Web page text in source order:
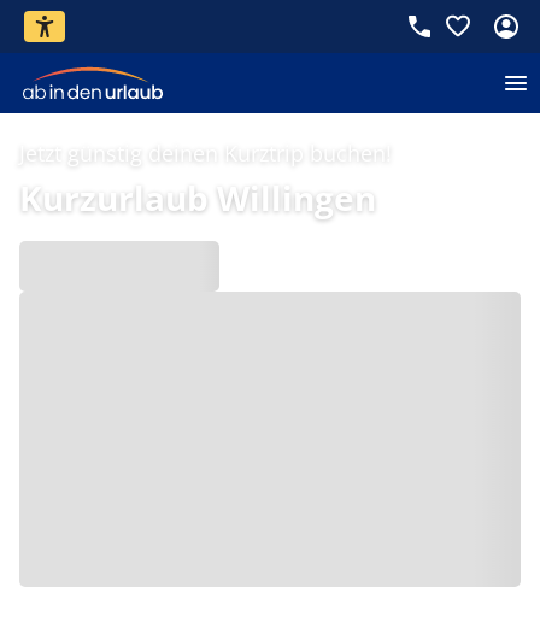
Jetzt günstig deinen Kurztrip buchen!
Kurzurlaub Willingen